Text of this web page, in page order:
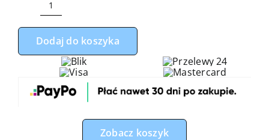
ilość
Otulacz
do
fotelika,
nosidełka
miś
niebieskie
Dodaj do koszyka
Zobacz koszyk